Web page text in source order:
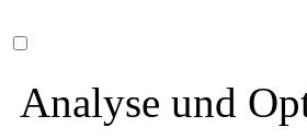
Analyse und